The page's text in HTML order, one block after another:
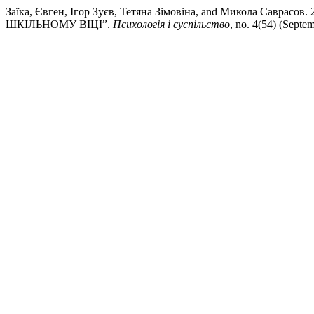
Заїка, Євген, Ігор Зуєв, Тетяна Зімовіна, and Микола
ШКІЛЬНОМУ ВІЦІ”. Психологія і суспільство, no. 4(54)